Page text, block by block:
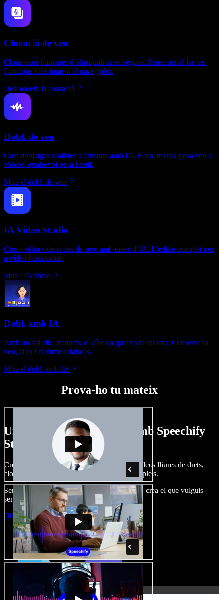
Clonació de veu
Clona veus humanes d’alta qualitat en segons. Sense instal·lar res.
Funciona directament al navegador.
Descobreix la clonació
Dobl. de veu
Crea doblatges realistes a l’instant amb IA. Narra textos, posa veu a
vídeos, qualsevol peça i estil.
Mira el dobl. de veu
IA Vídeo Studio
Crea i edita vídeos des de zero amb eines d’IA. L’editor complet per
a vídeo i creativitat.
Mira l'IA vídeo
Dobl. amb IA
Amb un sol clic, tradueix el vídeo a qualsevol idioma. Conserva la
veu, el to i el ritme originals.
Mira el dobl. amb IA
Prova-ho tu mateix
Un tastet del que pots fer amb Speechify
Studio.
Crea dobl. de veu, afegeix imatges, àudio, vídeos lliures de drets,
clona veus i munta projectes multimèdia complets.
Sense corba d’aprenentatge, tot al navegador: crea el que vulguis
sense els límits de sempre.
Obre l'Studio